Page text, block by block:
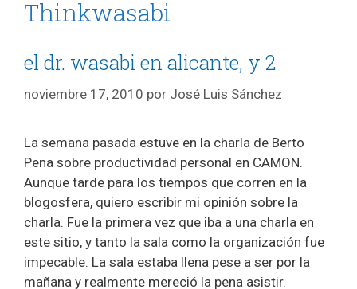
Thinkwasabi
el dr. wasabi en alicante, y 2
noviembre 17, 2010 por José Luis Sánchez
La semana pasada estuve en la charla de Berto
Pena sobre productividad personal en CAMON.
Aunque tarde para los tiempos que corren en la
blogosfera, quiero escribir mi opinión sobre la
charla. Fue la primera vez que iba a una charla en
este sitio, y tanto la sala como la organización fue
impecable. La sala estaba llena pese a ser por la
mañana y realmente mereció la pena asistir.